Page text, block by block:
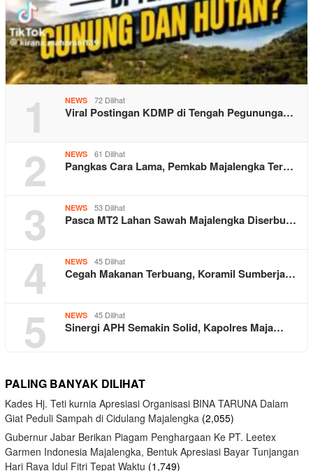
1 NEWS 72 Dilihat
Viral Postingan KDMP di Tengah Pegununga…
2 NEWS 61 Dilihat
Pangkas Cara Lama, Pemkab Majalengka Ter…
3 NEWS 53 Dilihat
Pasca MT2 Lahan Sawah Majalengka Diserbu…
4 NEWS 45 Dilihat
Cegah Makanan Terbuang, Koramil Sumberja…
5 NEWS 45 Dilihat
Sinergi APH Semakin Solid, Kapolres Maja…
PALING BANYAK DILIHAT
Kades Hj. Teti kurnia Apresiasi Organisasi BINA TARUNA Dalam
Giat Peduli Sampah di Cidulang Majalengka (2,055)
Gubernur Jabar Berikan Piagam Penghargaan Ke PT. Leetex
Garmen Indonesia Majalengka, Bentuk Apresiasi Bayar Tunjangan
Hari Raya Idul Fitri Tepat Waktu (1,749)